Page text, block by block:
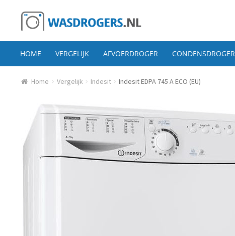
Ga door naar navigatie
Ga direct naar de inhoud
HOME VERGELIJK AFVOERDROGER CONDENSDROGER
Home Vergelijk Indesit Indesit EDPA 745 A ECO (EU)